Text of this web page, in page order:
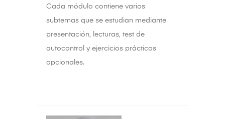
Cada módulo contiene varios
subtemas que se estudian mediante
presentación, lecturas, test de
autocontrol y ejercicios prácticos
opcionales.